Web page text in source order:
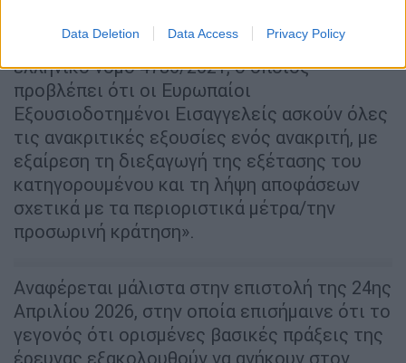
Data Deletion Data Access Privacy Policy
η διάταξη είναι επίσης ασυμβίβαστη με τον
ελληνικό νόμο 4786/2021, ο οποίος
Εξουσιοδοτημένοι Εισαγγελείς ασκούν όλες
τις ανακριτικές εξουσίες ενός ανακριτή, με
εξαίρεση τη διεξαγωγή της εξέτασης του
κατηγορουμένου και τη λήψη αποφάσεων
σχετικά με τα περιοριστικά μέτρα/την
προσωρινή κράτηση».
Αναφέρεται μάλιστα στην επιστολή της 24ης
γεγονός ότι ορισμένες βασικές πράξεις της
έρευνας εξακολουθούν να ανήκουν στον
ανακριτή συνιστά παραβίαση των προνομίων
της EPPO βάσει των Συνθηκών της Ε.Ε.